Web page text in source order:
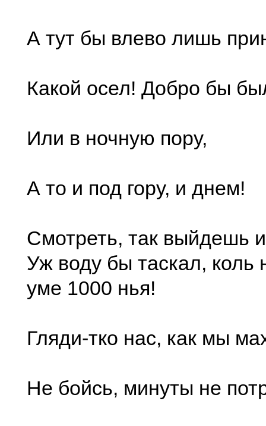
А тут бы влево лишь
Какой осел! Добро бы
Или в ночную пору,
А то и под гору, и днем!
Смотреть, так выйдешь
Уж воду бы таскал, коль
уме 1000 нья!
Гляди-тко нас, как мы
Не бойсь, минуты не